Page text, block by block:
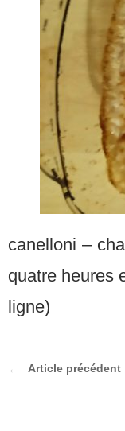
canelloni –
quatre heures
ligne)
Article précédent